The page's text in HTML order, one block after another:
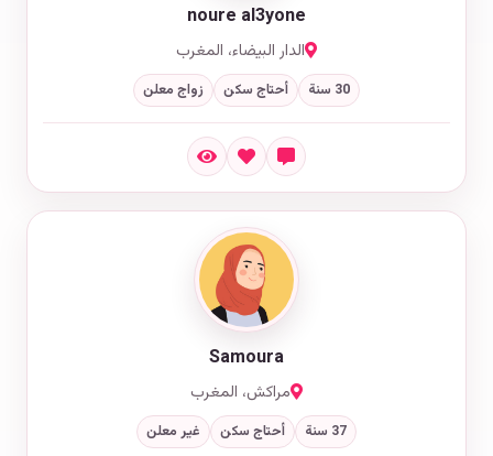
noure al3yone
الدار البيضاء، المغرب
30 سنة أحتاج سكن زواج معلن
Samoura
مراكش، المغرب
37 سنة أحتاج سكن غير معلن